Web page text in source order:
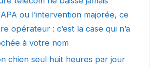
ou l’intervention majorée, ce
opérateur : c’est la case qui n’a
à votre nom
chien seul huit heures par jour